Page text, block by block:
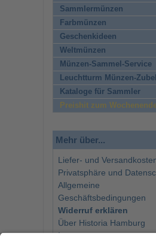
Sammlermünzen
Farbmünzen
Geschenkideen
Weltmünzen
Münzen-Sammel-Service
Leuchtturm Münzen-
Kataloge für Sammler
Preishit zum
Mehr über...
Liefer- und
Privatsphäre und
Allgemeine
Geschäftsbedingungen
Widerruf erklären
Über Historia Hamburg